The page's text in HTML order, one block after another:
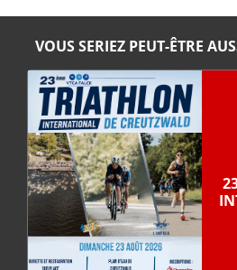
VOUS SERIEZ PEUT-ÊTRE